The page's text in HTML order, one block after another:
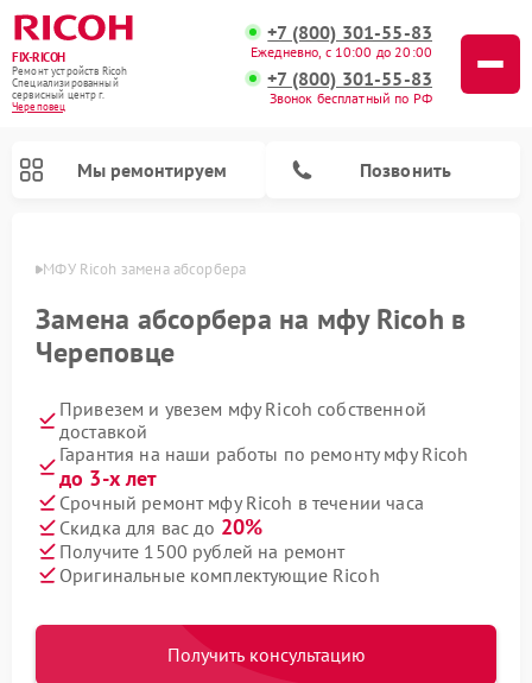
FIX-RICOH
Ремонт устройств Ricoh
Специализированный
cервисный центр г.
Череповец
+7 (800) 301-55-83
Ежедневно, с 10:00 до 20:00
+7 (800) 301-55-83
Звонок бесплатный по РФ
Мы ремонтируем Позвонить
МФУ Ricoh замена абсорбера
Замена абсорбера на мфу Ricoh в
Череповце
Привезем и увезем мфу Ricoh собственной
доставкой
Гарантия на наши работы по ремонту мфу Ricoh
до 3-х лет
Срочный ремонт мфу Ricoh в течении часа
Скидка для вас до 20%
Получите 1500 рублей на ремонт
Оригинальные комплектующие Ricoh
Получить консультацию